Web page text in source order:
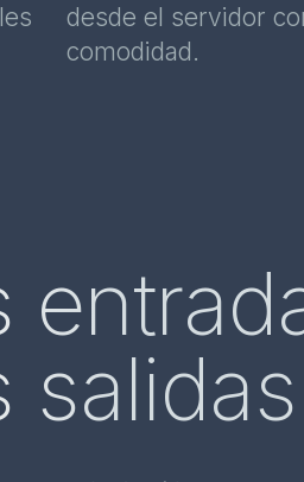
desde el servidor
comodidad.